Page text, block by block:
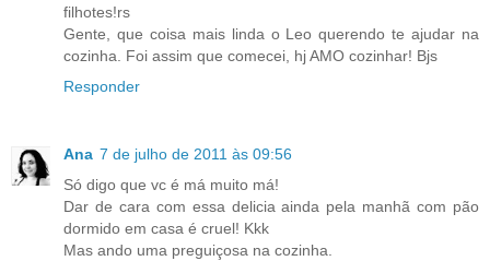
filhotes!rs
Gente, que coisa mais linda o Leo querendo te ajudar na
cozinha. Foi assim que comecei, hj AMO cozinhar! Bjs
Responder
Ana 7 de julho de 2011 às 09:56
Só digo que vc é má muito má!
Dar de cara com essa delicia ainda pela manhã com pão
dormido em casa é cruel! Kkk
Mas ando uma preguiçosa na cozinha.